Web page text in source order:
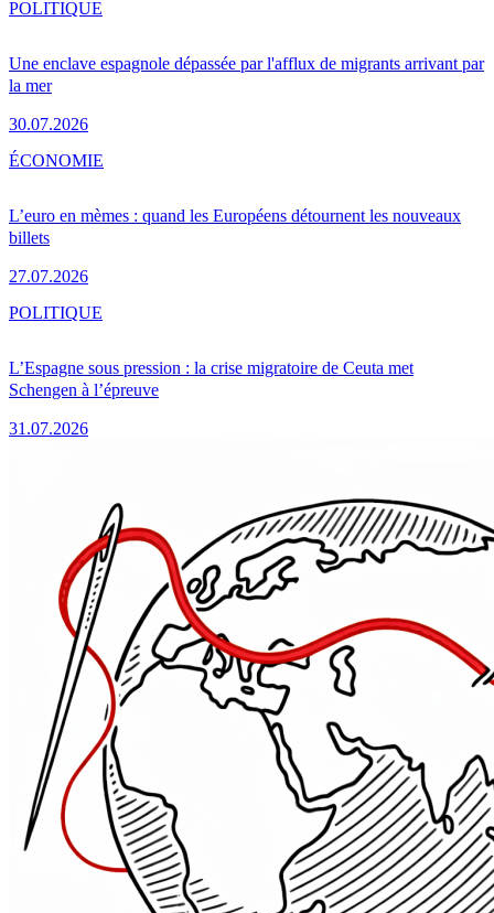
Une enclave espagnole dépassée par l'afflux de migrants arrivant par
la mer
30.07.2026
POLITIQUE
L’euro en mèmes : quand les Européens détournent les nouveaux
billets
27.07.2026
ÉCONOMIE
L’Espagne sous pression : la crise migratoire de Ceuta met
Schengen à l’épreuve
31.07.2026
POLITIQUE